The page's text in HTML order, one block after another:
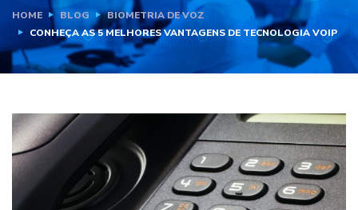
HOME BLOG
BIOMETRIA DE VOZ
CONHEÇA AS 5 MELHORES VANTAGENS DE TECNOLOGIA VOIP